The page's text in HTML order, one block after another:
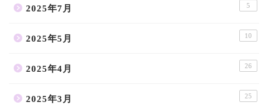
2025年7月 5
2025年5月 10
2025年4月 26
2025年3月 25